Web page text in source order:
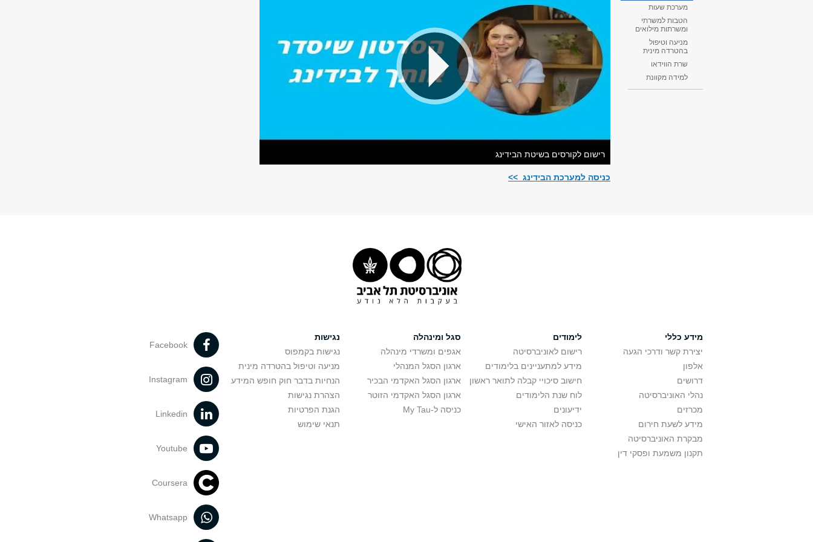
מערכת שעות
הטבות למשרתי
ומשרתות מילואים
מניעה וטיפול
בהטרדה מינית
שרת הווידאו
למידה מקוונת
רישום לקורסים בשיטת הבידינג
כניסה למערכת הבידינג >>
מידע כללי
יצירת קשר ודרכי הגעה
אלפון
דרושים
נהלי האוניברסיטה
מכרזים
מידע לשעת חירום
מבקרת האוניברסיטה
תקנון משמעת ופסקי דין
לימודים
רישום לאוניברסיטה
מידע למתעניינים בלימודים
חישוב סיכויי קבלה לתואר ראשון
לוח שנת הלימודים
ידיעונים
כניסה לאזור האישי
סגל ומינהלה
אגפים ומשרדי מינהלה
ארגון הסגל המנהלי
ארגון הסגל האקדמי הבכיר
ארגון הסגל האקדמי הזוטר
כניסה ל-My Tau
נגישות
נגישות בקמפוס
מניעה וטיפול בהטרדה מינית
הנחיות בדבר חוק חופש המידע
הצהרת נגישות
הגנת הפרטיות
תנאי שימוש
Facebook
Instagram
Linkedin
Youtube
Coursera
Whatsapp